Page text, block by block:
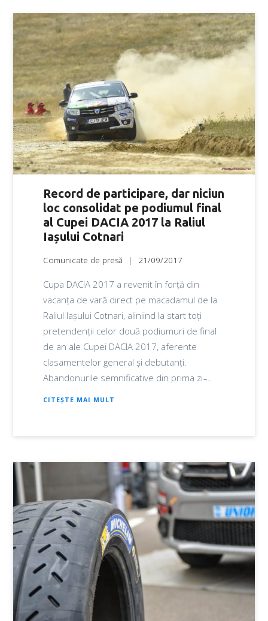
Record de participare, dar niciun
loc consolidat pe podiumul final
al Cupei DACIA 2017 la Raliul
Iașului Cotnari
Comunicate de presă 21/09/2017
Cupa DACIA 2017 a revenit în forță din
vacanța de vară direct pe macadamul de la
Raliul Iașului Cotnari, aliniind la start toți
pretendenții celor două podiumuri de final
de an ale Cupei DACIA 2017, aferente
clasamentelor general și debutanți.
Abandonurile semnificative din prima zi ̵...
CITEȘTE MAI MULT